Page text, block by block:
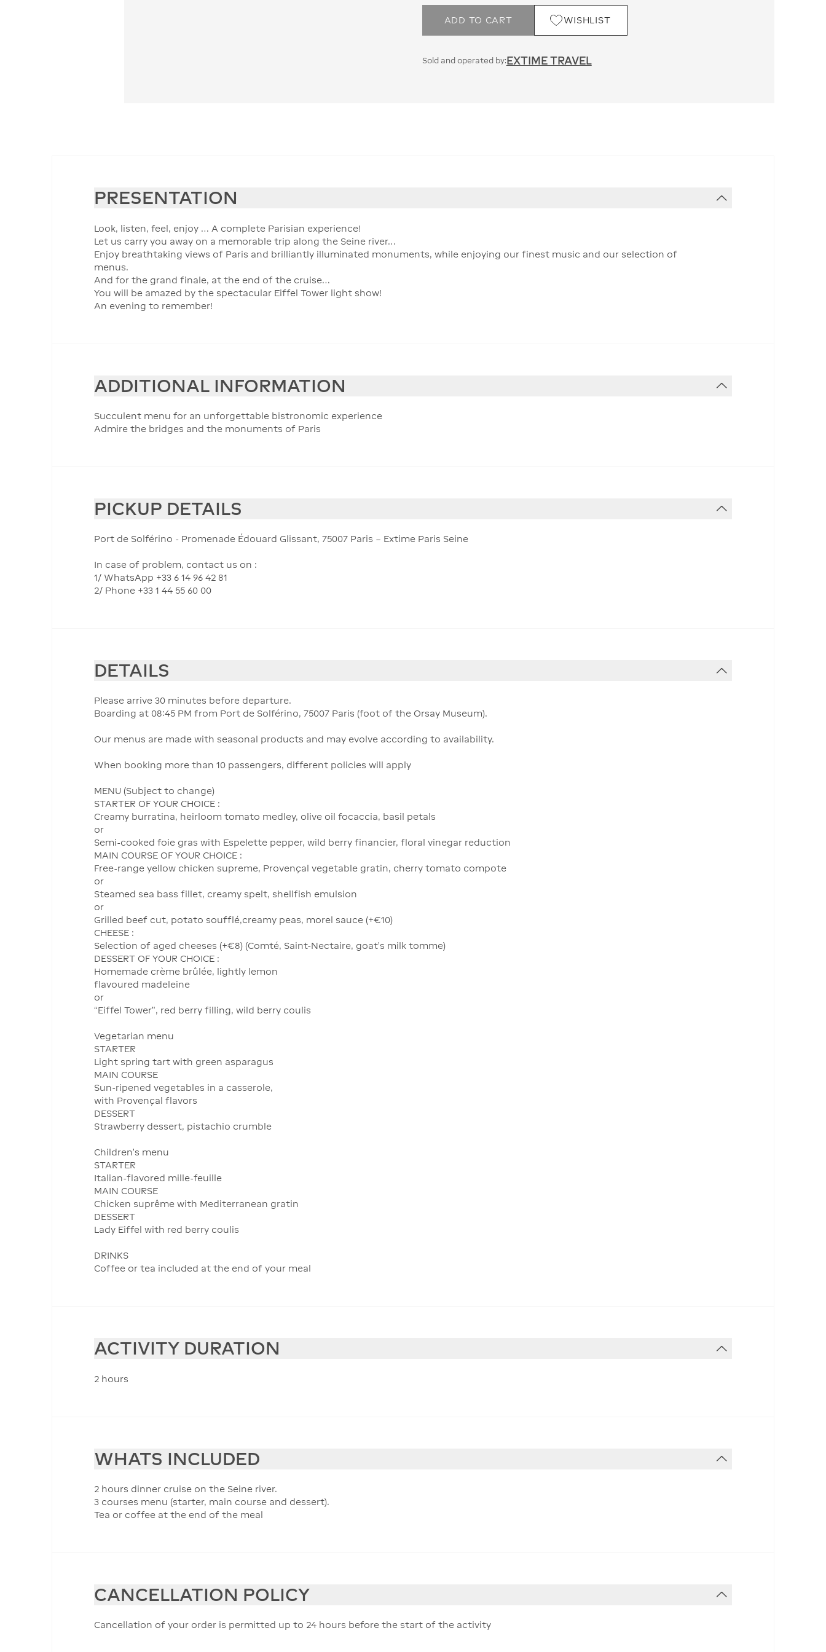
ADD TO CART WISHLIST
Sold and operated by:EXTIME TRAVEL
PRESENTATION
Look, listen, feel, enjoy … A complete Parisian experience!
Let us carry you away on a memorable trip along the Seine river…
Enjoy breathtaking views of Paris and brilliantly illuminated monuments, while enjoying our finest music and our selection of
menus.
And for the grand finale, at the end of the cruise…
You will be amazed by the spectacular Eiffel Tower light show!
An evening to remember!
ADDITIONAL INFORMATION
Succulent menu for an unforgettable bistronomic experience
Admire the bridges and the monuments of Paris
PICKUP DETAILS
Port de Solférino - Promenade Édouard Glissant, 75007 Paris – Extime Paris Seine
In case of problem, contact us on :
1/ WhatsApp +33 6 14 96 42 81
2/ Phone +33 1 44 55 60 00
DETAILS
Please arrive 30 minutes before departure.
Boarding at 08:45 PM from Port de Solférino, 75007 Paris (foot of the Orsay Museum).
Our menus are made with seasonal products and may evolve according to availability.
When booking more than 10 passengers, different policies will apply
MENU (Subject to change)
STARTER OF YOUR CHOICE :
Creamy burratina, heirloom tomato medley, olive oil focaccia, basil petals
or
Semi-cooked foie gras with Espelette pepper, wild berry financier, floral vinegar reduction
MAIN COURSE OF YOUR CHOICE :
Free-range yellow chicken supreme, Provençal vegetable gratin, cherry tomato compote
or
Steamed sea bass fillet, creamy spelt, shellfish emulsion
or
Grilled beef cut, potato soufflé,creamy peas, morel sauce (+€10)
CHEESE :
Selection of aged cheeses (+€8) (Comté, Saint-Nectaire, goat’s milk tomme)
DESSERT OF YOUR CHOICE :
Homemade crème brûlée, lightly lemon
flavoured madeleine
or
“Eiffel Tower”, red berry filling, wild berry coulis
Vegetarian menu
STARTER
Light spring tart with green asparagus
MAIN COURSE
Sun-ripened vegetables in a casserole,
with Provençal flavors
DESSERT
Strawberry dessert, pistachio crumble
Children's menu
STARTER
Italian-flavored mille-feuille
MAIN COURSE
Chicken suprême with Mediterranean gratin
DESSERT
Lady Eiffel with red berry coulis
DRINKS
Coffee or tea included at the end of your meal
ACTIVITY DURATION
2 hours
WHATS INCLUDED
2 hours dinner cruise on the Seine river.
3 courses menu (starter, main course and dessert).
Tea or coffee at the end of the meal
CANCELLATION POLICY
Cancellation of your order is permitted up to 24 hours before the start of the activity